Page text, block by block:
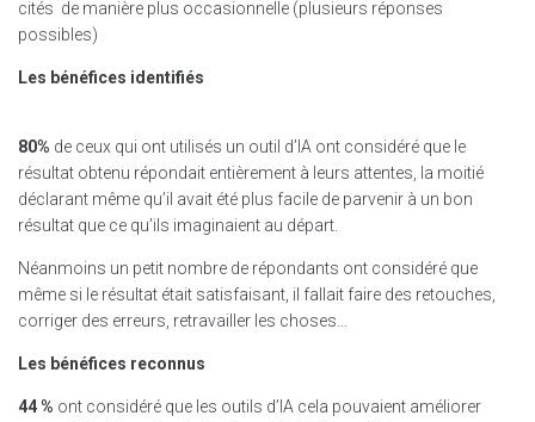
cités de manière plus occasionnelle (plusieurs réponses
possibles)
Les bénéfices identifiés
80% de ceux qui ont utilisés un outil d’IA ont considéré que le
résultat obtenu répondait entièrement à leurs attentes, la moitié
déclarant même qu’il avait été plus facile de parvenir à un bon
résultat que ce qu’ils imaginaient au départ.
Néanmoins un petit nombre de répondants ont considéré que
même si le résultat était satisfaisant, il fallait faire des retouches,
corriger des erreurs, retravailler les choses…
Les bénéfices reconnus
44 % ont considéré que les outils d’IA cela pouvaient améliorer